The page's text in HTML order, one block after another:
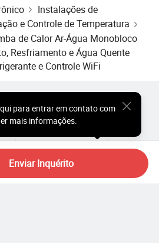
Instalações de
e Controle de Temperatura
de Calor Ar-Água Monobloco
Resfriamento e Água Quente
e Controle WiFi
Enviar Inquérito
para entrar em contato com
mais informações.
Atacado
Comprador de Estrela
Percepções
Política de Privacidade
Contato
Co., Ltd. All Rights Reserved